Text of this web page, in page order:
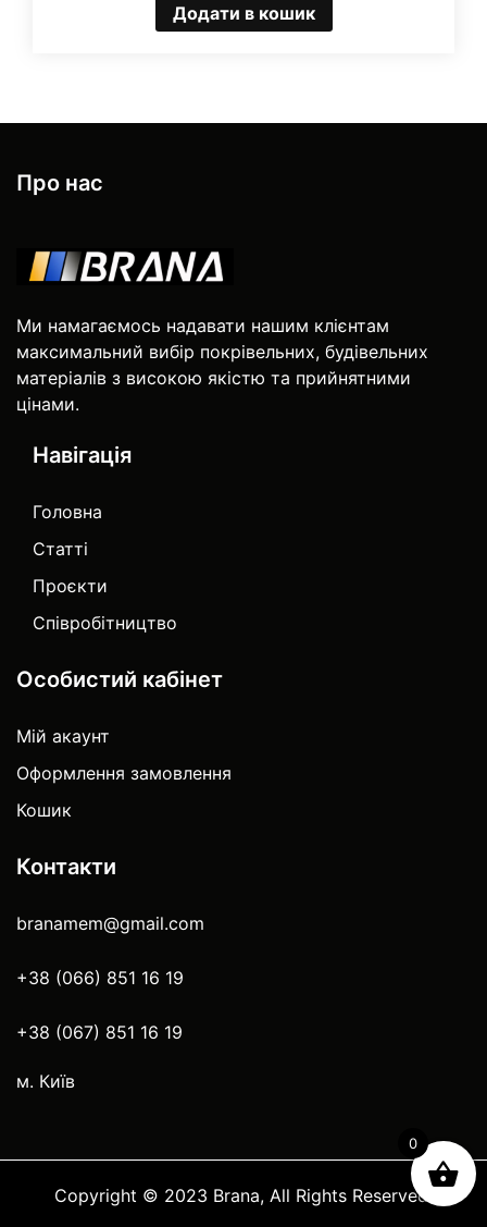
Додати в кошик
Про нас
Ми намагаємось надавати нашим клієнтам
максимальний вибір покрівельних, будівельних
матеріалів з високою якістю та прийнятними
цінами.
Навігація
Головна
Статті
Проєкти
Співробітництво
Особистий кабінет
Мій акаунт
Оформлення замовлення
Кошик
Контакти
branamem@gmail.com
+38 (066) 851 16 19
+38 (067) 851 16 19
м. Київ
Copyright © 2023 Brana, All Rights Reserved.
0